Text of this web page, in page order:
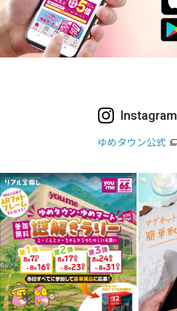
Instagram
ゆめタウン公式